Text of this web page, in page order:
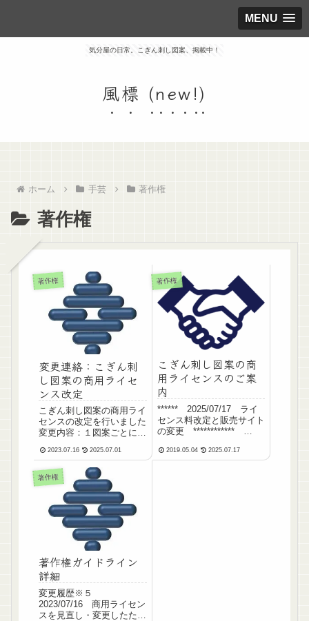
MENU
気分屋の日常。こぎん刺し図案、掲載中！
風標 (new!)
ホーム 手芸 著作権
著作権
著作権
変更連絡：こぎん刺
し図案の商用ライセ
ンス改定
こぎん刺し図案の商用ライ
センスの改定を行いました
変更内容：１図案ごとに無
300円 （※）に変更いたし
ますこれに伴い、販売形態
および個数に係わらず商用
ライセンスの購入が必要と
なります※ 2024/08/04 以
降に購入...
2023.07.16 2025.07.01
著作権
こぎん刺し図案の商
用ライセンスのご案
内
****** 2025/07/17 ライ
センス料改定と販売サイト
の変更 ************
料、期間など改定
****** こぎんブックマ
2019.05.04 2025.07.17
著作権
著作権ガイドライン
詳細
変更履歴※５
2023/07/16 商用ライセン
スを見直し・変更したた